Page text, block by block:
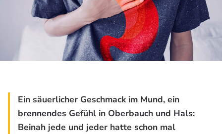
Ein säuerlicher Geschmack im Mund, ein
brennendes Gefühl in Oberbauch und Hals:
Beinah jede und jeder hatte schon mal